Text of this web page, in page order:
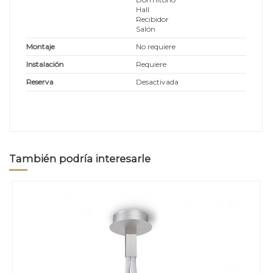
Hall
Recibidor
Salón
Montaje
No requiere
Instalación
Requiere
Reserva
Desactivada
También podría interesarle